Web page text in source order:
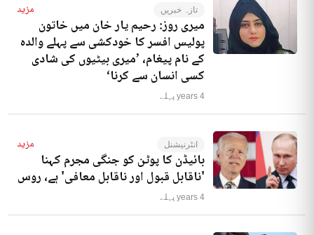
تازہ خبریں مزید
میری روز: رحیم یار خان میں خاتون
پولیس افسر کا خودکشی سے پہلے والدہ
کے نام پیغام، ’میری بیٹیوں کی شادی
کسی انسان سے کرنا‘
4 years پہلے
انٹرنیشنل مزید
بائیڈن کا پوٹن کو جنگی مجرم کہنا
'ناقابل قبول اور ناقابل معافی' ہے، روس
4 years پہلے